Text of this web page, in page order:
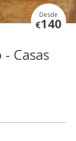
Desde
€140
Casas